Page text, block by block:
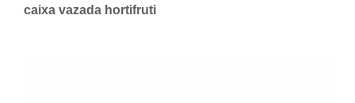
caixa vazada hortifruti